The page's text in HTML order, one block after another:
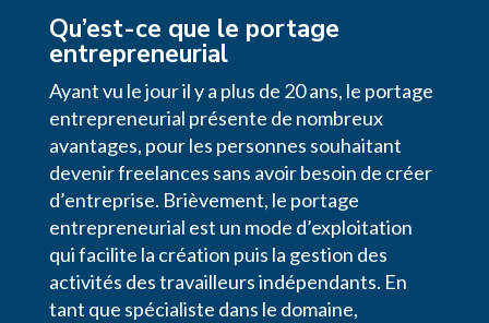
Qu’est-ce que le portage
entrepreneurial
Ayant vu le jour il y a plus de 20 ans, le portage
entrepreneurial présente de nombreux
avantages, pour les personnes souhaitant
devenir freelances sans avoir besoin de créer
d’entreprise. Brièvement, le portage
entrepreneurial est un mode d’exploitation
qui facilite la création puis la gestion des
activités des travailleurs indépendants. En
tant que spécialiste dans le domaine,